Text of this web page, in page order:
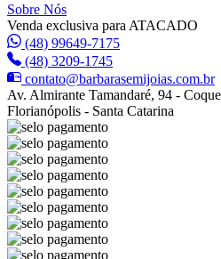
Sobre Nós
Venda exclusiva para ATACADO
(48) 99649-7175
(48) 3209-1745
contato@barbarasemijoias.com.br
Av. Almirante Tamandaré, 94 -
Florianópolis - Santa Catarina